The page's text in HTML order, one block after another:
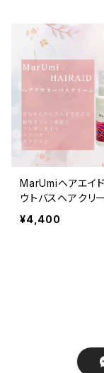
MarUmiヘアエイ
ウトバスヘアクリ
¥4,400